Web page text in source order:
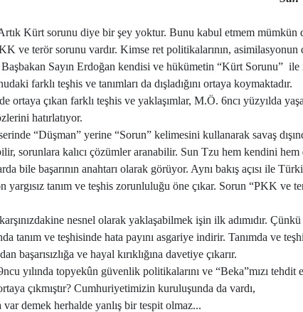
Kürt sorunu diye bir şey yoktur. Bunu kabul etmem mümkün
ve terör sorunu vardır. Kimse ret politikalarının, asimilasyonun
Sayın Erdoğan kendisi ve hükümetin “Kürt Sorunu”
farklı teşhis ve tanımları da dışladığını ortaya koymaktadır.
ortaya çıkan farklı teşhis ve yaklaşımlar, M.Ö. 6ncı yüzyılda
hatırlatıyor.
“Düşman” yerine “Sorun” kelimesini kullanarak savaş
sorunlara kalıcı çözümler aranabilir. Sun Tzu hem kendini hem
bile başarının anahtarı olarak görüyor. Aynı bakış açısı ile
yargısız tanım ve teşhis zorunluluğu öne çıkar. Sorun “PKK ve
nesnel olarak yaklaşabilmek işin ilk adımıdır. Çünkü
tanım ve teşhisinde hata payını asgariye indirir. Tanımda ve
başarısızlığa ve hayal kırıklığına davetiye çıkarır.
yılında topyekûn güvenlik politikalarını ve “Beka”mızı tehdit
çıkmıştır? Cumhuriyetimizin kuruluşunda da vardı,
demek herhalde yanlış bir tespit olmaz...